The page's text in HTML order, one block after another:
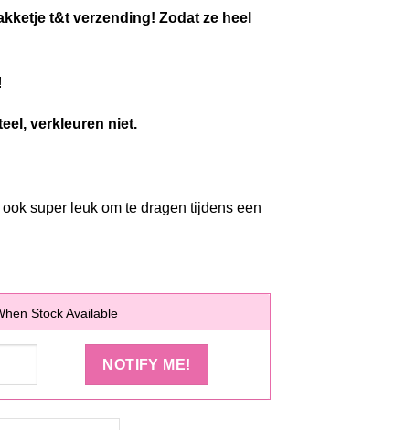
t&t verzending! Zodat ze heel
verkleuren niet.
super leuk om te dragen tijdens een
Stock Available